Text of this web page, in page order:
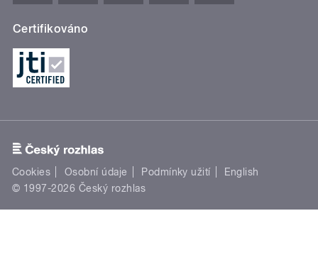
Certifikováno
Cookies Osobní údaje Podmínky užití
English
© 1997-2026 Český rozhlas